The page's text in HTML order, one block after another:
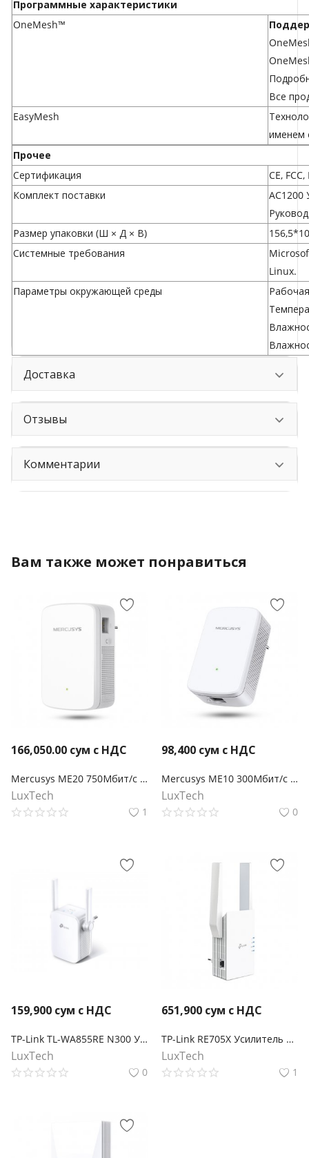
Программные характеристики
OneMesh™
Все
EasyMesh
именем
Прочее
Сертификация
CE, FCC,
Комплект поставки
AC1200
Размер упаковки (Ш × Д × В)
Системные требования
Linux.
Параметры окружающей среды
Доставка
Отзывы
Комментарии
Вам также может понравиться
166,050.00 сум с НДС
Mercusys ME20 750Мбит/с Усилитель беспроводного сигнала Wi-Fi
LuxTech
1
98,400 сум с НДС
Mercusys ME10 300Мбит/с Усилитель беспроводного сигнала Wi-Fi
LuxTech
0
159,900 сум с НДС
TP-Link TL-WA855RE N300 Усилитель Wi-Fi сигнала
LuxTech
0
651,900 сум с НДС
TP-Link RE705X Усилитель Wi‑Fi сигнала AX3000 с поддержкой Mesh
LuxTech
1